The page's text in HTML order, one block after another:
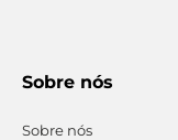
Sobre nós
Sobre nós